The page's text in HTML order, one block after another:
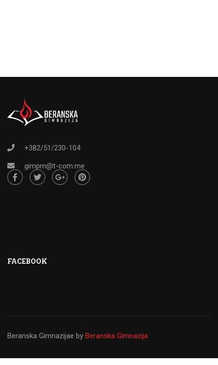
+382/51/230-104
gimpm@t-com.me
FACEBOOK
Beranska Gimnazijae by Beranska Gimnazija